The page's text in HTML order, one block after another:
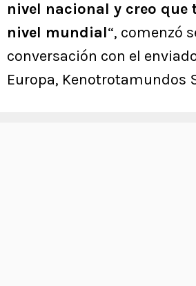
nivel nacional y creo que
nivel mundial“, comenzó
conversación con el
Europa, Kenotrotamundos